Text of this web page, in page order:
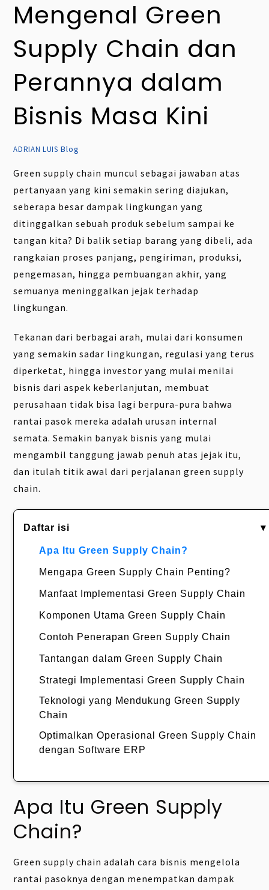
Mengenal Green
Supply Chain dan
Perannya dalam
Bisnis Masa Kini
ADRIAN LUIS Blog
Green supply chain muncul sebagai jawaban atas
pertanyaan yang kini semakin sering diajukan,
seberapa besar dampak lingkungan yang
ditinggalkan sebuah produk sebelum sampai ke
tangan kita? Di balik setiap barang yang dibeli, ada
rangkaian proses panjang, pengiriman, produksi,
pengemasan, hingga pembuangan akhir, yang
semuanya meninggalkan jejak terhadap
lingkungan.
Tekanan dari berbagai arah, mulai dari konsumen
yang semakin sadar lingkungan, regulasi yang terus
diperketat, hingga investor yang mulai menilai
bisnis dari aspek keberlanjutan, membuat
perusahaan tidak bisa lagi berpura-pura bahwa
rantai pasok mereka adalah urusan internal
semata. Semakin banyak bisnis yang mulai
mengambil tanggung jawab penuh atas jejak itu,
dan itulah titik awal dari perjalanan green supply
chain.
Daftar isi ▾
Apa Itu Green Supply Chain?
Mengapa Green Supply Chain Penting?
Manfaat Implementasi Green Supply Chain
Komponen Utama Green Supply Chain
Contoh Penerapan Green Supply Chain
Tantangan dalam Green Supply Chain
Strategi Implementasi Green Supply Chain
Teknologi yang Mendukung Green Supply
Chain
Optimalkan Operasional Green Supply Chain
dengan Software ERP
Apa Itu Green Supply
Chain?
Green supply chain adalah cara bisnis mengelola
rantai pasoknya dengan menempatkan dampak